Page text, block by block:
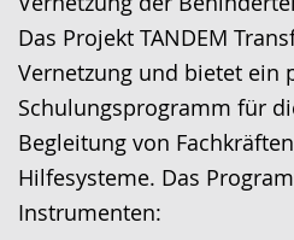
Das Projekt TANDEM
Vernetzung und bietet ein
Schulungsprogramm für
Begleitung von
Hilfesysteme. Das
Instrumenten: